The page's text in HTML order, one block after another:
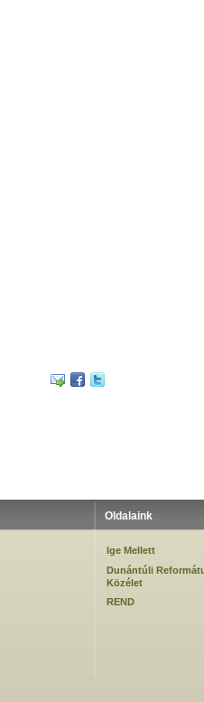
Oldalaink
Ige Mellett
Dunántúli
Közélet
REND